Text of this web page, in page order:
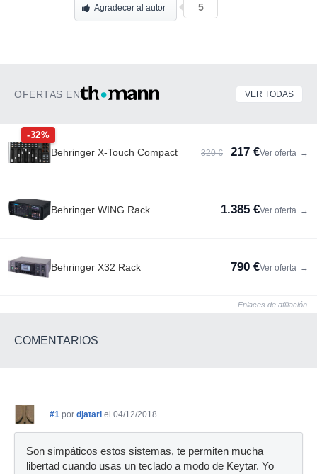
Agradecer al autor 5
OFERTAS EN VER TODAS
-32%
Behringer X-Touch Compact 320 € 217 €Ver oferta →
Behringer WING Rack 1.385 €Ver oferta →
Behringer X32 Rack 790 €Ver oferta →
Enlaces de afiliación
COMENTARIOS
#1 por djatari el 04/12/2018
Son simpáticos estos sistemas, te permiten mucha
libertad cuando usas un teclado a modo de Keytar. Yo